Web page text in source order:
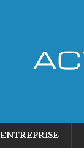
ENTREPRISE